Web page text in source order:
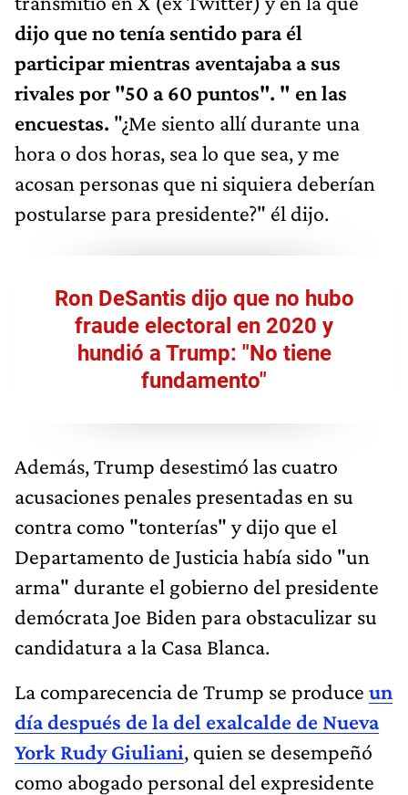
dijo que no tenía sentido para él
participar mientras aventajaba a sus
rivales por "50 a 60 puntos". " en las
encuestas. "¿Me siento allí durante una
hora o dos horas, sea lo que sea, y me
acosan personas que ni siquiera deberían
postularse para presidente?" él dijo.
Ron DeSantis dijo que no hubo
fraude electoral en 2020 y
hundió a Trump: "No tiene
fundamento"
Además, Trump desestimó las cuatro
acusaciones penales presentadas en su
contra como "tonterías" y dijo que el
Departamento de Justicia había sido "un
arma" durante el gobierno del presidente
demócrata Joe Biden para obstaculizar su
candidatura a la Casa Blanca.
La comparecencia de Trump se produce un
día después de la del exalcalde de Nueva
York Rudy Giuliani, quien se desempeñó
como abogado personal del expresidente